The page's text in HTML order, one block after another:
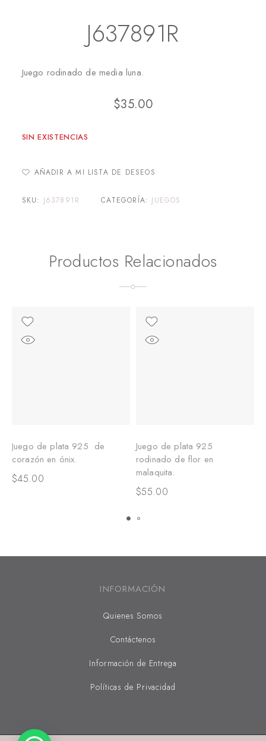
J637891R
Juego rodinado de media luna.
$35.00
SIN EXISTENCIAS
AÑADIR A MI LISTA DE DESEOS
SKU: J637891R CATEGORÍA: JUEGOS
Productos Relacionados
Juego de plata 925 de
corazón en ónix.
$45.00
Juego de plata 925
rodinado de flor en
malaquita.
$55.00
INFORMACIÓN
Quienes Somos
Contáctenos
Información de Entrega
Políticas de Privacidad